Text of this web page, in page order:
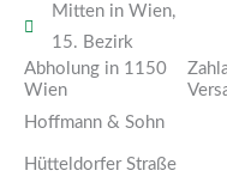
Mitten in Wien,
15. Bezirk
Abholung in 1150
Wien
Hoffmann & Sohn
Hütteldorfer Straße